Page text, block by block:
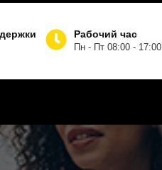
Рабочий час
Пн - Пт 08:00 - 17:00